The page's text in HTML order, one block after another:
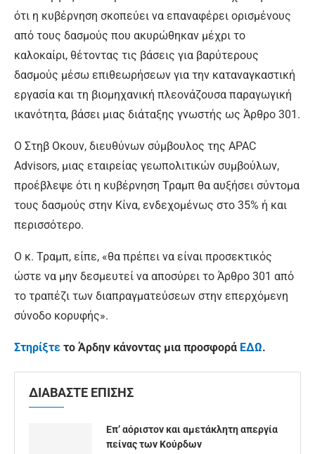
ότι η κυβέρνηση σκοπεύει να επαναφέρει ορισμένους
από τους δασμούς που ακυρώθηκαν μέχρι το
καλοκαίρι, θέτοντας τις βάσεις για βαρύτερους
δασμούς μέσω επιθεωρήσεων για την καταναγκαστική
εργασία και τη βιομηχανική πλεονάζουσα παραγωγική
ικανότητα, βάσει μιας διάταξης γνωστής ως Άρθρο 301.
Ο Στηβ Οκουν, διευθύνων σύμβουλος της APAC
Advisors, μιας εταιρείας γεωπολιτικών συμβούλων,
προέβλεψε ότι η κυβέρνηση Τραμπ θα αυξήσει σύντομα
τους δασμούς στην Κίνα, ενδεχομένως στο 35% ή και
περισσότερο.
Ο κ. Τραμπ, είπε, «θα πρέπει να είναι προσεκτικός
ώστε να μην δεσμευτεί να αποσύρει το Άρθρο 301 από
το τραπέζι των διαπραγματεύσεων στην επερχόμενη
σύνοδο κορυφής».
Στηρίξτε το Άρδην κάνοντας μια προσφορά ΕΔΩ.
ΔΙΑΒΑΣΤΕ ΕΠΙΣΗΣ
Επ’ αόριστον και αμετάκλητη απεργία
πείνας των Κούρδων